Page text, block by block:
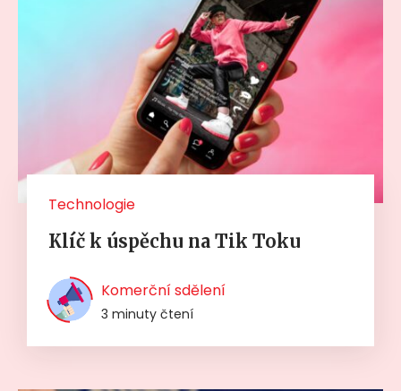
Technologie
Klíč k úspěchu na Tik Toku
Komerční sdělení
3 minuty čtení